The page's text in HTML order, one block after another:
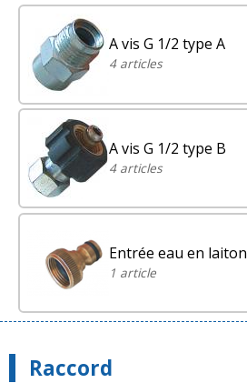
A vis G 1/2 type A
4 articles
A vis G 1/2 type B
4 articles
Entrée eau en laiton
1 article
Raccord